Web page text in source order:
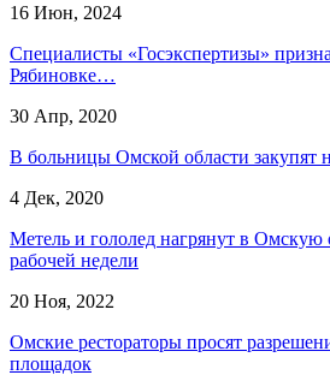
16 Июн, 2024
Специалисты «Госэкспертизы»
Рябиновке…
30 Апр, 2020
В больницы Омской области закупят
4 Дек, 2020
Метель и гололед нагрянут в Омскую
рабочей недели
20 Ноя, 2022
Омские рестораторы просят
площадок